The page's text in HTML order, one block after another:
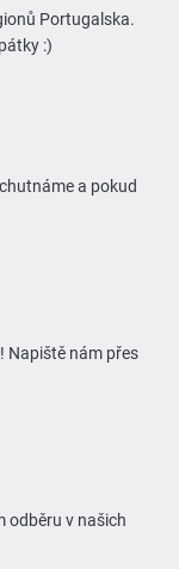
Portugalska.
:)
a pokud
Napiště nám přes
odběru v našich